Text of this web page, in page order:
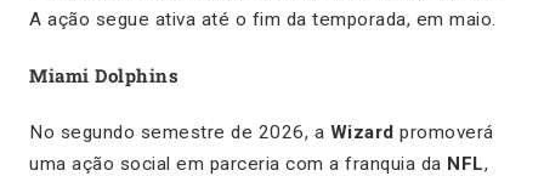
A ação segue ativa até o fim da temporada, em maio.
Miami Dolphins
No segundo semestre de 2026, a Wizard promoverá
uma ação social em parceria com a franquia da NFL,